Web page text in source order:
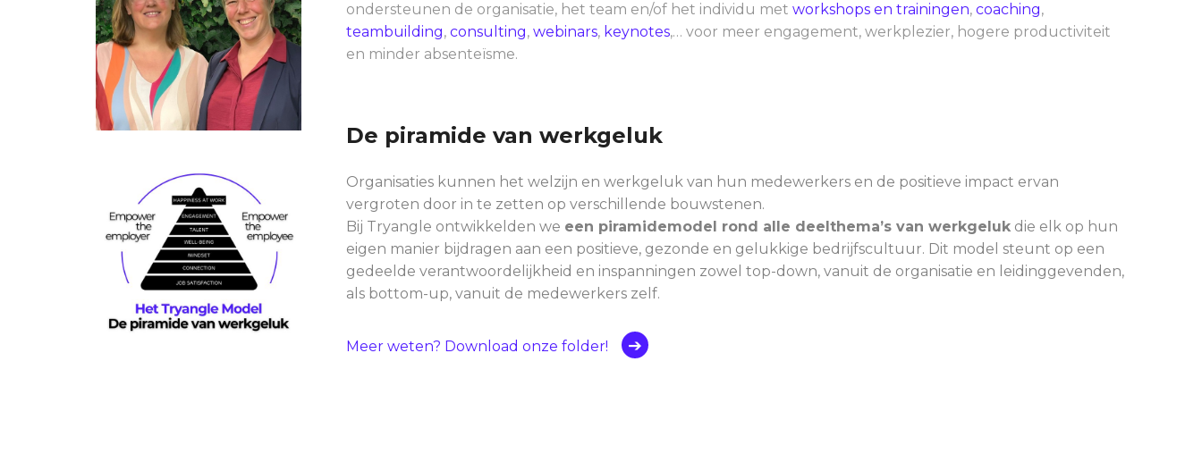
ondersteunen de organisatie, het team en/of het individu met workshops en trainingen, coaching,
teambuilding, consulting, webinars, keynotes,… voor meer engagement, werkplezier, hogere productiviteit
en minder absenteïsme.
De piramide van werkgeluk
Organisaties kunnen het welzijn en werkgeluk van hun medewerkers en de positieve impact ervan
vergroten door in te zetten op verschillende bouwstenen.
Bij Tryangle ontwikkelden we een piramidemodel rond alle deelthema’s van werkgeluk die elk op hun
eigen manier bijdragen aan een positieve, gezonde en gelukkige bedrijfscultuur. Dit model steunt op een
gedeelde verantwoordelijkheid en inspanningen zowel top-down, vanuit de organisatie en leidinggevenden,
als bottom-up, vanuit de medewerkers zelf.
Meer weten? Download onze folder!